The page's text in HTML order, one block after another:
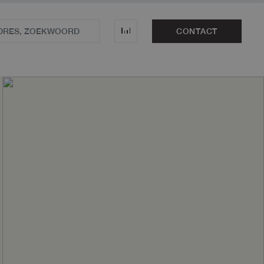
CONTACT